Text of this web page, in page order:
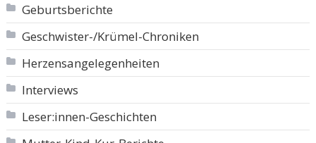
Geburtsberichte
Geschwister-/Krümel-Chroniken
Herzensangelegenheiten
Interviews
Leser:innen-Geschichten